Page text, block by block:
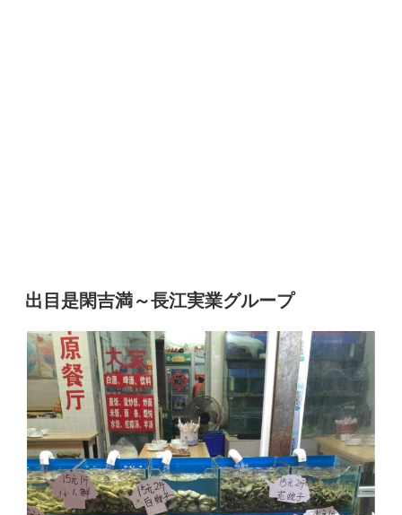
出目是閑吉満～長江実業グループ